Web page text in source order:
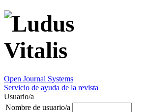
Open Journal Systems
Servicio de ayuda de la revista
Usuario/a
Nombre de usuario/a